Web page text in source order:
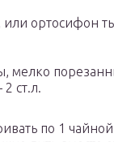
или ортосифон
мелко
ст.л.
по 1